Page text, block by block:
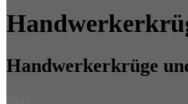
Handwerkerkrüge